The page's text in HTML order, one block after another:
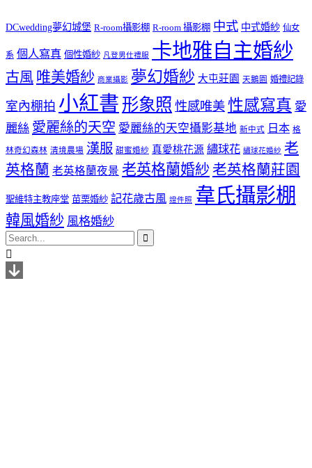
DCwedding夢幻城堡 R-room攝影棚 R-room 攝影棚 中式 中式婚紗 仙女
系 個人寫真 個性婚紗 凡登男仕禮服 卡地雅自主婚紗
古風 唯美婚紗 商業攝影 夢幻婚紗 大屯莊園 天鵝園 婚禮記錄
室內棚拍 小紅書 形象照 性感唯美 性感寫真 愛
麗絲 愛麗絲的天空 愛麗絲的天空攝影基地 新中式 日本 格
林奇幻森林 清境農場 漢服 甜蜜婚紗 真愛桃花源 繡球花 繡球花婚紗 老
英格蘭 老英格蘭夜景 老英格蘭婚紗 老英格蘭莊園
聖維特主教座堂 苗栗婚紗 記花歲古風 證件照 韋氏攝影棚
韓風婚紗 風格婚紗

